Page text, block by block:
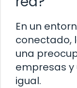
En un
conectado,
una
empresas y
igual.